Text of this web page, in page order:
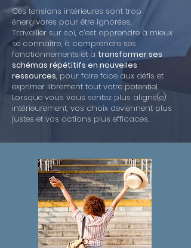
Ces tensions intérieures sont trop
énergivores pour être ignorées.
Travailler sur soi, c’est apprendre à mieux
se connaître, à comprendre ses
fonctionnements et à transformer ses
schémas répétitifs en nouvelles
ressources, pour faire face aux défis et
exprimer librement tout votre potentiel.
Lorsque vous vous sentez plus aligné(e)
intérieurement, vos choix deviennent plus
justes et vos actions plus efficaces.